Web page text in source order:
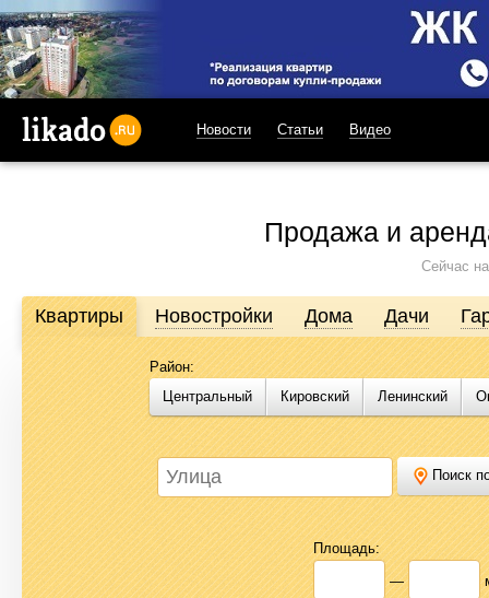
Новости Статьи Видео
Продажа и
Сейчас
Продажа и аренда недвижимости в Омске
Likado.ru – сайт актуальных и достоверных объявлений по
или купить квартиру, найти землю под строительство,
Likado.ru, чтобы сэкономить время и силы в поисках нужного
Квартиры Новостройки Дома Дачи
Район:
Центральный
Кировский Ленинский
Поиск
Площадь:
—